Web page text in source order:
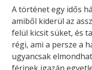
A történet egy idős
amiből kiderül az
felül kicsit süket, és
régi, ami a persze a
ugyancsak